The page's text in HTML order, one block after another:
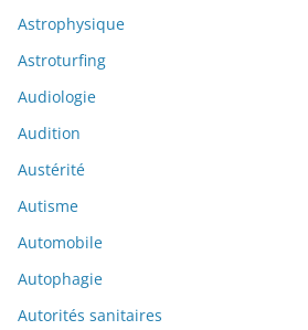
Astrophysique
Astroturfing
Audiologie
Audition
Austérité
Autisme
Automobile
Autophagie
Autorités sanitaires